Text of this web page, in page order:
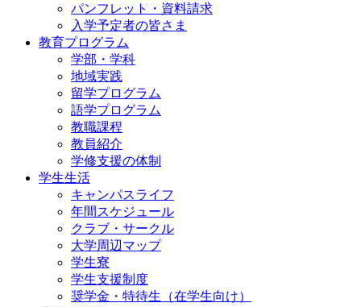
パンフレット・資料請求
入学予定者の皆さま
教育プログラム
学部・学科
地域実践
留学プログラム
語学プログラム
教職課程
教員紹介
学修支援の体制
学生生活
キャンパスライフ
年間スケジュール
クラブ・サークル
大学周辺マップ
学生寮
学生支援制度
奨学金・特待生（在学生向け）